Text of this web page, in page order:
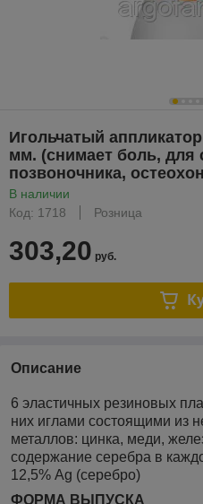
Игольчатый
мм. (снимает боль, для
позвоночника,
В наличии
Код: 1718
Розница
303,20 руб.
Описание
6 эластичных резиновых
них иглами состоящими из
металлов: цинка, меди,
содержание серебра в
12,5% Ag (серебро)
ФОРМА ВЫПУСКА